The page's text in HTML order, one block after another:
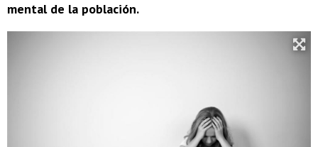
mental de la población.